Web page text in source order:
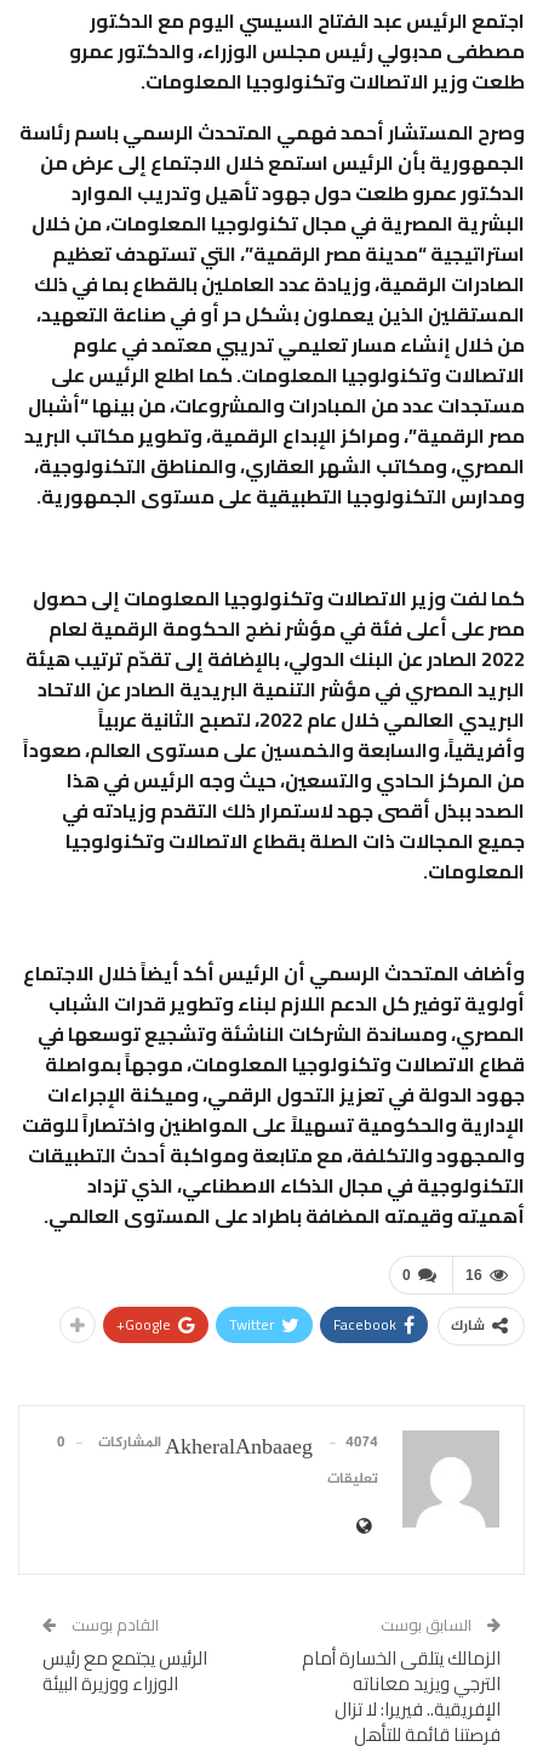
اجتمع الرئيس عبد الفتاح السيسي اليوم مع الدكتور
مصطفى مدبولي رئيس مجلس الوزراء، والدكتور عمرو
طلعت وزير الاتصالات وتكنولوجيا المعلومات.
وصرح المستشار أحمد فهمي المتحدث الرسمي باسم رئاسة
الجمهورية بأن الرئيس استمع خلال الاجتماع إلى عرض من
الدكتور عمرو طلعت حول جهود تأهيل وتدريب الموارد
البشرية المصرية في مجال تكنولوجيا المعلومات، من خلال
استراتيجية “مدينة مصر الرقمية”، التي تستهدف تعظيم
الصادرات الرقمية، وزيادة عدد العاملين بالقطاع بما في ذلك
المستقلين الذين يعملون بشكل حر أو في صناعة التعهيد،
من خلال إنشاء مسار تعليمي تدريبي معتمد في علوم
الاتصالات وتكنولوجيا المعلومات. كما اطلع الرئيس على
مستجدات عدد من المبادرات والمشروعات، من بينها “أشبال
مصر الرقمية”، ومراكز الإبداع الرقمية، وتطوير مكاتب البريد
المصري، ومكاتب الشهر العقاري، والمناطق التكنولوجية،
ومدارس التكنولوجيا التطبيقية على مستوى الجمهورية.
كما لفت وزير الاتصالات وتكنولوجيا المعلومات إلى حصول
مصر على أعلى فئة في مؤشر نضج الحكومة الرقمية لعام
2022 الصادر عن البنك الدولي، بالإضافة إلى تقدّم ترتيب هيئة
البريد المصري في مؤشر التنمية البريدية الصادر عن الاتحاد
البريدي العالمي خلال عام 2022، لتصبح الثانية عربياً
وأفريقياً، والسابعة والخمسين على مستوى العالم، صعوداً
من المركز الحادي والتسعين، حيث وجه الرئيس في هذا
الصدد ببذل أقصى جهد لاستمرار ذلك التقدم وزيادته في
جميع المجالات ذات الصلة بقطاع الاتصالات وتكنولوجيا
المعلومات.
وأضاف المتحدث الرسمي أن الرئيس أكد أيضاً خلال الاجتماع
أولوية توفير كل الدعم اللازم لبناء وتطوير قدرات الشباب
المصري، ومساندة الشركات الناشئة وتشجيع توسعها في
قطاع الاتصالات وتكنولوجيا المعلومات، موجهاً بمواصلة
جهود الدولة في تعزيز التحول الرقمي، وميكنة الإجراءات
الإدارية والحكومية تسهيلاً على المواطنين واختصاراً للوقت
والمجهود والتكلفة، مع متابعة ومواكبة أحدث التطبيقات
التكنولوجية في مجال الذكاء الاصطناعي، الذي تزداد
أهميته وقيمته المضافة باطراد على المستوى العالمي.
0 16
شارك Facebook
Twitter
Google+
AkheralAnbaaeg 4074 المشاركات
0
تعليقات
السابق بوست
الزمالك يتلقى الخسارة أمام
الترجي ويزيد معاناته
الإفريقية.. فيريرا: لا تزال
فرصتنا قائمة للتأهل
القادم بوست
الرئيس يجتمع مع رئيس
الوزراء ووزيرة البيئة